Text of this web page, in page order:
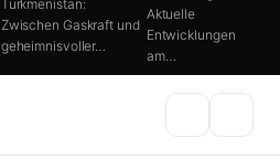
Turkmenistan:
Zwischen Gaskraft und
geheimnisvoller…
Aktuelle
Entwicklungen
am…